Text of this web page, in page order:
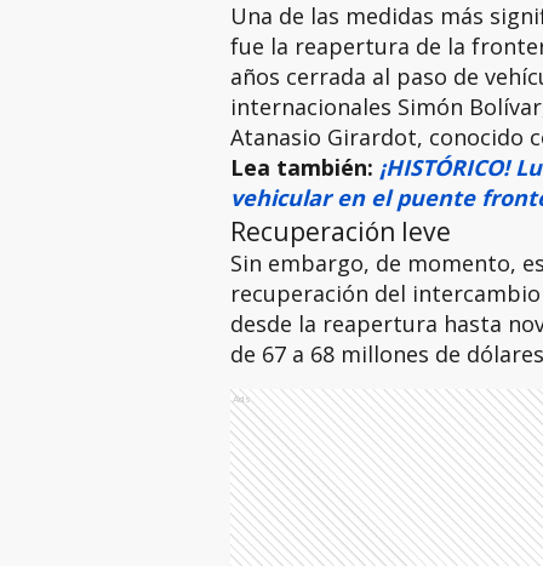
Una de las medidas más
fue la reapertura de la
años cerrada al paso de
internacionales Simón
Atanasio Girardot, conocido
Lea también: ¡HISTÓRICO!
vehicular en el puente
Recuperación leve
Sin embargo, de momento,
recuperación del
desde la reapertura hasta
de 67 a 68 millones de
Ads